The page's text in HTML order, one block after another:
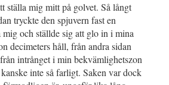
ställa mig mitt på golvet. Så långt
tryckte den spjuvern fast en
mig och ställde sig att glo in i mina
decimeters håll, från andra sidan
intrånget i min bekvämlighetszon
inte så farligt. Saken var dock